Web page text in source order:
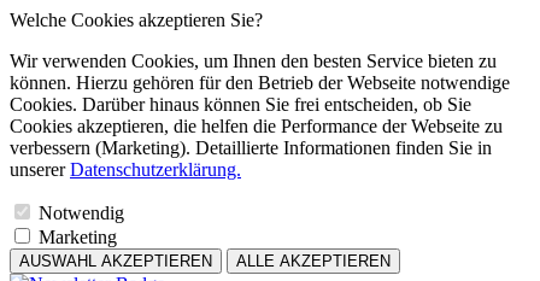
Welche Cookies akzeptieren Sie?
Wir verwenden Cookies, um Ihnen den besten Service bieten zu
können. Hierzu gehören für den Betrieb der Webseite notwendige
Cookies. Darüber hinaus können Sie frei entscheiden, ob Sie
Cookies akzeptieren, die helfen die Performance der Webseite zu
verbessern (Marketing). Detaillierte Informationen finden Sie in
unsererDatenschutzerklärung.
Notwendig
Marketing
AUSWAHL AKZEPTIEREN ALLE AKZEPTIEREN